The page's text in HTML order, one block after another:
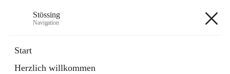
Stössing
Navigation
Start
Herzlich willkommen